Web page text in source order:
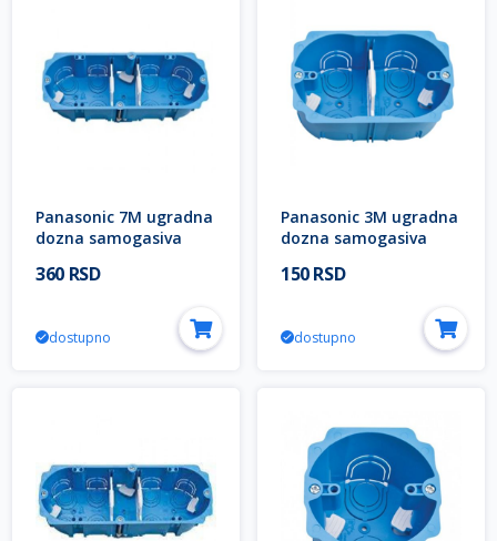
Panasonic 7M ugradna
dozna samogasiva
Halogen Free Thea
360 RSD
dostupno
Panasonic 3M ugradna
dozna samogasiva
Thea Modular
150 RSD
dostupno